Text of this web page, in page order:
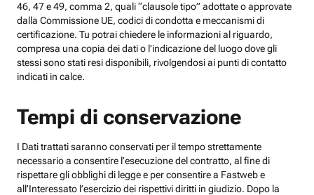
46, 47 e 49, comma 2, quali “clausole tipo” adottate o approvate
dalla Commissione UE, codici di condotta e meccanismi di
certificazione. Tu potrai chiedere le informazioni al riguardo,
compresa una copia dei dati o l’indicazione del luogo dove gli
stessi sono stati resi disponibili, rivolgendosi ai punti di contatto
indicati in calce.
Tempi di conservazione
I Dati trattati saranno conservati per il tempo strettamente
necessario a consentire l’esecuzione del contratto, al fine di
rispettare gli obblighi di legge e per consentire a Fastweb e
all’Interessato l’esercizio dei rispettivi diritti in giudizio. Dopo la